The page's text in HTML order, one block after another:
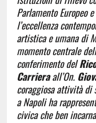
Parlamento Europeo
l’eccellenza
artistica e umana di
momento centrale
conferimento del
Carrieraall’On.
coraggiosa attività di
a Napoli ha
civica che ben